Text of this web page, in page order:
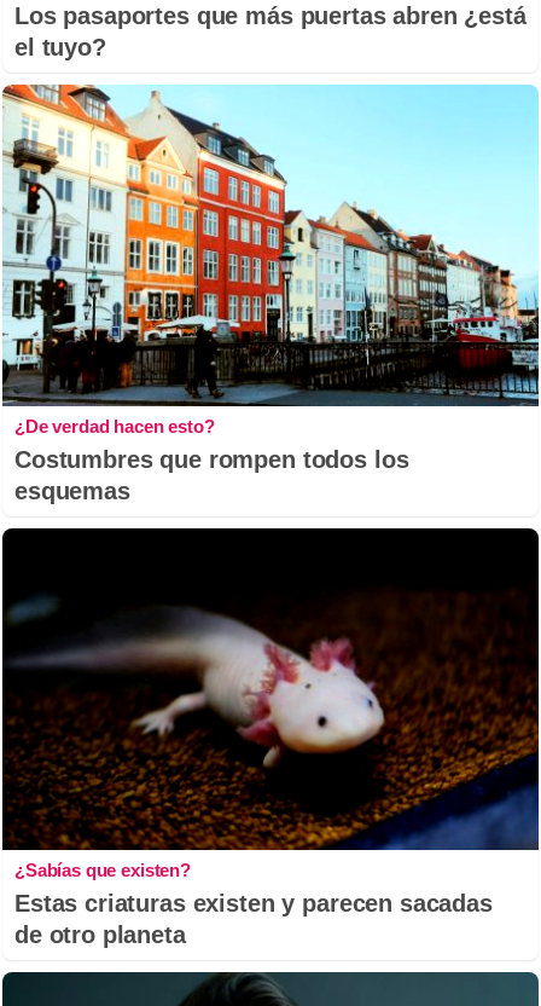
Los pasaportes que más puertas abren ¿está
el tuyo?
¿De verdad hacen esto?
Costumbres que rompen todos los
esquemas
¿Sabías que existen?
Estas criaturas existen y parecen sacadas
de otro planeta